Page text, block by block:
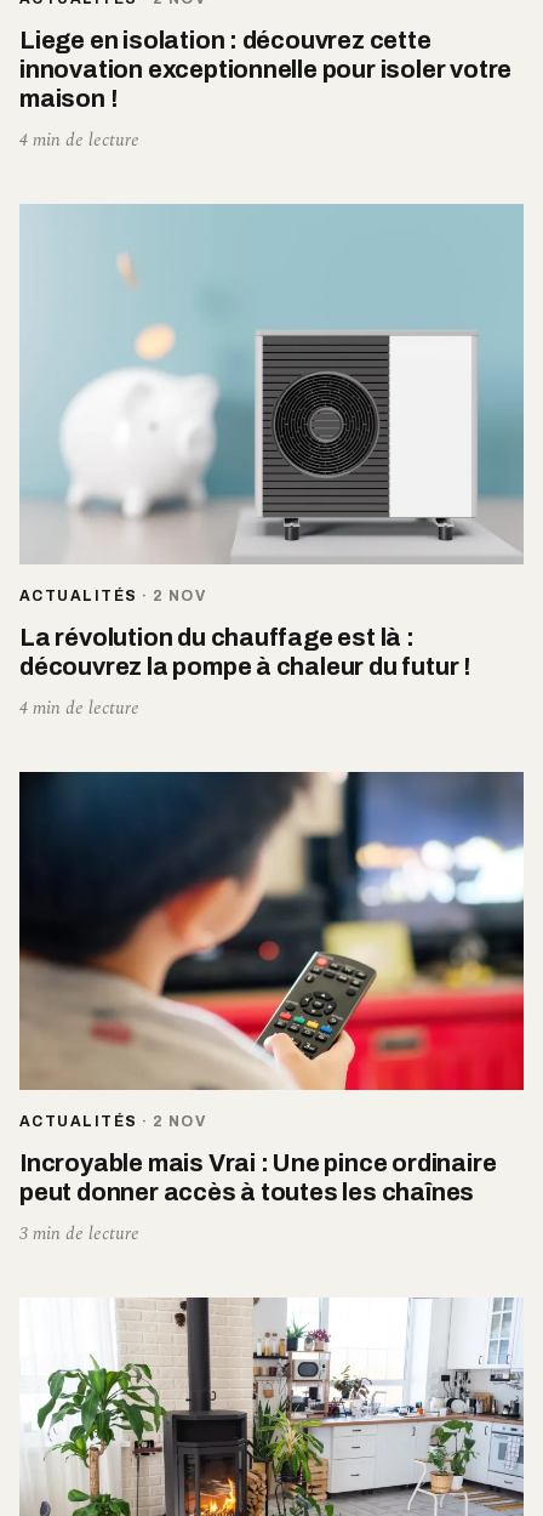
Liege en isolation : découvrez cette
innovation exceptionnelle pour isoler votre
maison !
4 min de lecture
ACTUALITÉS · 2 NOV
La révolution du chauffage est là :
découvrez la pompe à chaleur du futur !
4 min de lecture
ACTUALITÉS · 2 NOV
Incroyable mais Vrai : Une pince ordinaire
peut donner accès à toutes les chaînes
3 min de lecture